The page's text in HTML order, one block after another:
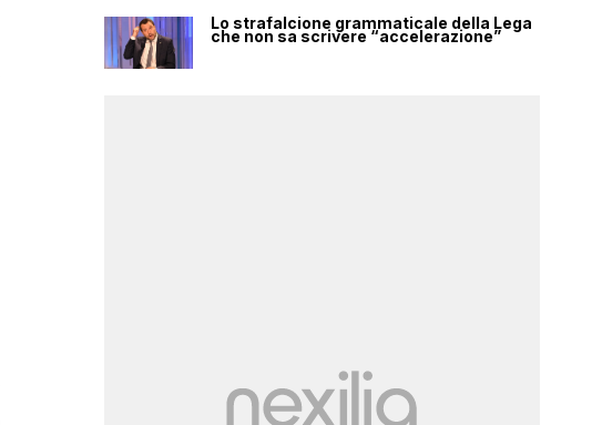
Lo strafalcione grammaticale della Lega
che non sa scrivere “accelerazione”